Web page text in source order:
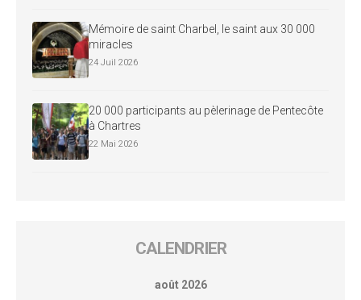
Mémoire de saint Charbel, le saint aux 30 000
miracles
24 Juil 2026
20 000 participants au pèlerinage de Pentecôte
à Chartres
22 Mai 2026
CALENDRIER
août 2026